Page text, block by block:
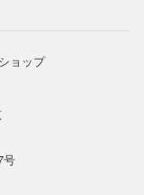
ョップ
号